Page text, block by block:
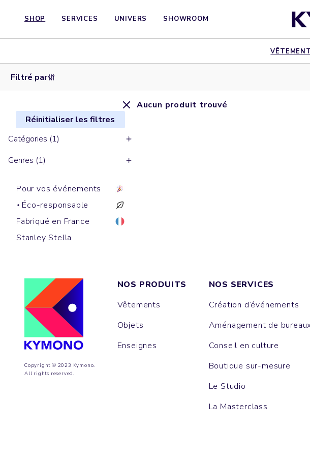
SHOP SERVICES UNIVERS SHOWROOM
Filtré par
Réinitialiser les filtres
Catégories (1)
Genres (1)
Pour vos événements
Éco-responsable
Fabriqué en France
Stanley Stella
Aucun produit trouvé
Copyright © 2023 Kymono.
All rights reserved.
NOS PRODUITS
Vêtements
Objets
Enseignes
NOS SERVICES
Création d’événements
Aménagement de
Conseil en culture
Boutique sur-mesure
Le Studio
La Masterclass